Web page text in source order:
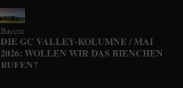
Bayern
DIE GC VALLEY-KOLUMNE / MAI
2026: WOLLEN WIR DAS BIENCHEN
RUFEN?